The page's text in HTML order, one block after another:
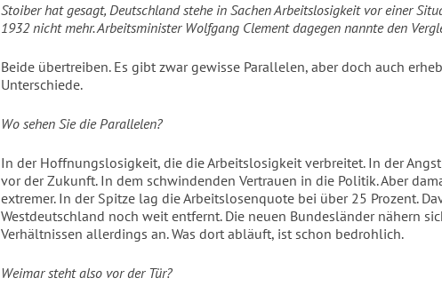
Stoiber hat gesagt, Deutschland stehe in Sachen Arbeitslosigkeit vor einer
1932 nicht mehr. Arbeitsminister Wolfgang Clement dagegen nannte den
Beide übertreiben. Es gibt zwar gewisse Parallelen, aber doch auch
Unterschiede.
Wo sehen Sie die Parallelen?
In der Hoffnungslosigkeit, die die Arbeitslosigkeit verbreitet. In der
vor der Zukunft. In dem schwindenden Vertrauen in die Politik. Aber
extremer. In der Spitze lag die Arbeitslosenquote bei über 25 Prozent.
Westdeutschland noch weit entfernt. Die neuen Bundesländer nähern
Verhältnissen allerdings an. Was dort abläuft, ist schon bedrohlich.
Weimar steht also vor der Tür?